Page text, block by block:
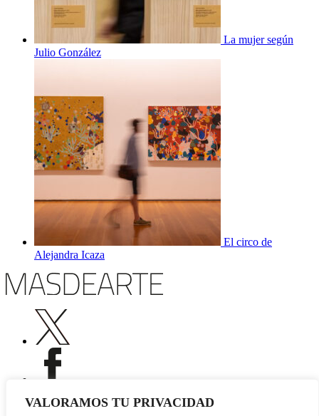
VALORAMOS TU PRIVACIDAD
La mujer según
Julio González
El circo de
Alejandra Icaza